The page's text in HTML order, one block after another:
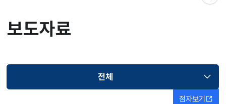
보도자료
전체선택됨
점자보기